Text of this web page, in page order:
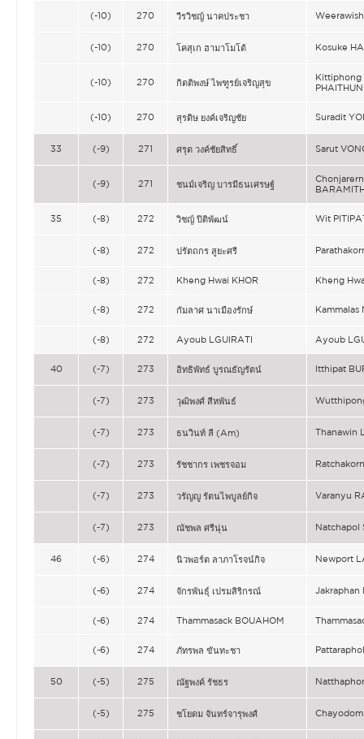
(-10) 270 วีรวิชญ์ นาคประชา
(-10) 270 โคสุเก ฮามาโมโต้ Kosuke
(-10) 270 กิตติพงษ์ ไพฑูรย์เจริญสุข
Kittiphong
(-10) 270 สุรดิษ ยงค์เจริญชัย Suradit
33 (-9) 271 ศรุต วงค์ชัยสิทธิ์ Sarut
(-9) 271 ชนม์เจริญ บารมีธนเศรษฐ์
Chonjarern
35 (-8) 272 วิชญ์ ปิติพัฒน์ Wit
(-8) 272 ปรัตถกร สูยะศรี
(-8) 272 Kheng Hwai KHOR Kheng
(-8) 272 กัมลาศ นาเมืองรักษ์ Kammalas
(-8) 272 Ayoub LGUIRATI Ayoub
40 (-7) 273 อิทธิพัทธ์ บูรณธัญรัตน์ Itthipat
(-7) 273 วุฒิพงศ์ สีหพันธ์
(-7) 273 ธนวินท์ ลี (Am) Thanawin
(-7) 273 รัชชากร เพชรจอม
(-7) 273 วรัญญู รัตนไพบูลย์กิจ Varanyu
(-7) 273 ณัชพล ศรีนุ่น Natchapol
46 (-6) 274 นิวพอร์ต ลาภาโรจน์กิจ Newport
(-6) 274 จักรพันธุ์ เปรมสิริกรณ์ Jakraphan
(-6) 274 Thammasack BOUAHOM
(-6) 274 ภัทรพล ขันทะชา
50 (-5) 275 ณัฐพงค์ รัชธร
(-5) 275 ชโยดม จันทร์จารุพงศ์